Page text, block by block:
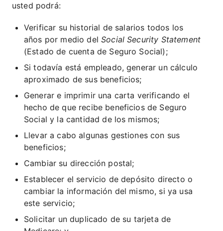
usted podrá:
Verificar su historial de salarios todos los
años por medio delSocial Security Statement
(Estado de cuenta de Seguro Social);
Si todavía está empleado, generar un cálculo
aproximado de sus beneficios;
Generar e imprimir una carta verificando el
hecho de que recibe beneficios de Seguro
Social y la cantidad de los mismos;
Llevar a cabo algunas gestiones con sus
beneficios;
Cambiar su dirección postal;
Establecer el servicio de depósito directo o
cambiar la información del mismo, si ya usa
este servicio;
Solicitar un duplicado de su tarjeta de